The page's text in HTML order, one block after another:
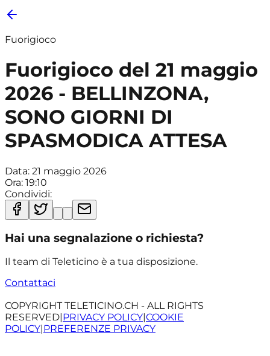
Fuorigioco
Fuorigioco del 21 maggio
2026 - BELLINZONA,
SONO GIORNI DI
SPASMODICA ATTESA
Data: 21 maggio 2026
Ora: 19:10
Condividi:
Hai una segnalazione o richiesta?
Il team di Teleticino è a tua disposizione.
Contattaci
COPYRIGHT TELETICINO.CH - ALL RIGHTS
RESERVED|PRIVACY POLICY|COOKIE
POLICY|PREFERENZE PRIVACY